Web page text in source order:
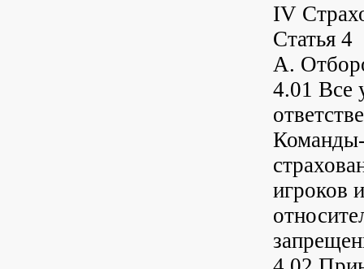
IV
Статья 4
A.
4.01 Все
Команды-
игроков